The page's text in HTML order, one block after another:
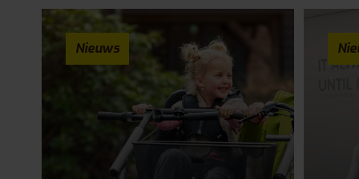
Nieuws